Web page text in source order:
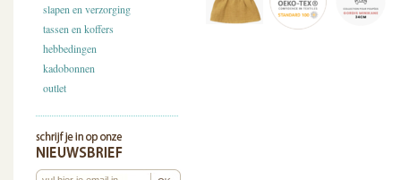
slapen en verzorging
tassen en koffers
hebbedingen
kadobonnen
outlet